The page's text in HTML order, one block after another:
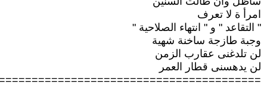
امرأ ة لا تعرف
" التقاعد " و " انتهاء الصلاحية "
وجبة طازجة ساخنة شهية
لن تلدغنى عقارب الزمن
لن يدهسنى قطار العمر